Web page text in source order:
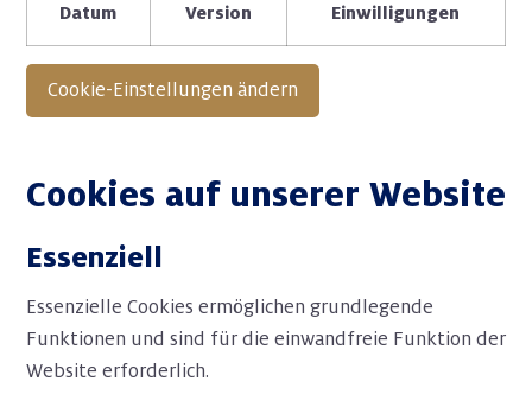
Datum Version Einwilligungen
Cookie-Einstellungen ändern
Cookies auf unserer Website
Essenziell
Essenzielle Cookies ermöglichen grundlegende
Funktionen und sind für die einwandfreie Funktion der
Website erforderlich.